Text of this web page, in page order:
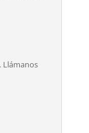
Llámanos